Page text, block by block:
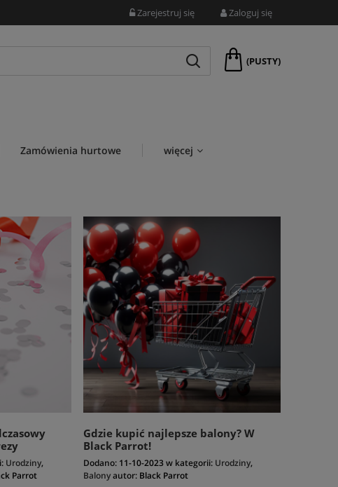
Zarejestruj się Zaloguj się
(PUSTY)
Zamówienia hurtowe więcej
Urodziny,
Parrot
Gdzie kupić najlepsze balony? W
Black Parrot!
Dodano: 11-10-2023w kategorii: Urodziny,
Balonyautor: Black Parrot